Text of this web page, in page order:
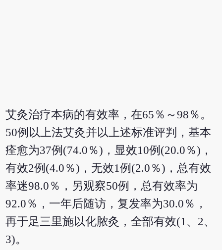
艾灸治疗本病的有效率，在65％～98％。
50例以上法艾灸并以上述标准评判，基本
痊愈为37例(74.0％)，显效10例(20.0％)，
有效2例(4.0％)，无效1例(2.0％)，总有效
率迷98.0％，另观察50例，总有效率为
92.0％，一年后随访，复发率为30.0％，
再于足三里施以化脓灸，全部有效(1、2、
3)。